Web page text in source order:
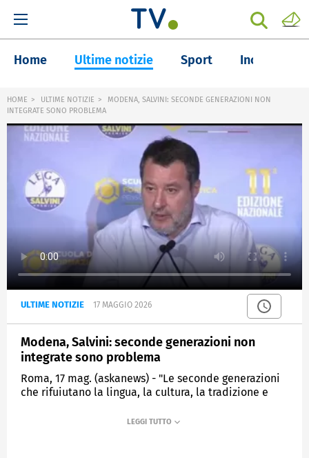
Home Ultime notizie Sport Inchieste
HOME ULTIME NOTIZIE
MODENA, SALVINI: SECONDE GENERAZIONI NON
INTEGRATE SONO PROBLEMA
ULTIME NOTIZIE 17 MAGGIO 2026
Modena, Salvini: seconde generazioni non
integrate sono problema
Roma, 17 mag. (askanews) - "Le seconde generazioni
che rifuiutano la lingua, la cultura, la tradizione e
opportunità ma un problema". Lo ha detto il vice